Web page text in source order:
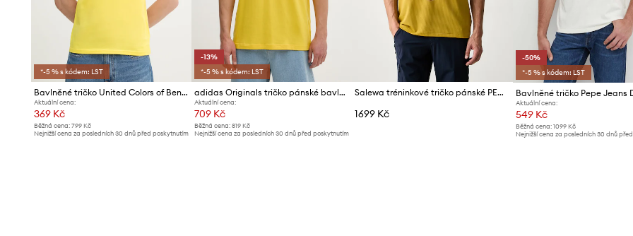
*-5 % s kódem: LST
Bavlněné tričko United Colors of Benetton
Aktuální cena:
369 Kč
Běžná cena: 799 Kč
Nejnižší cena za posledních 30 dnů před poskytnutím
-13%
*-5 % s kódem: LST
adidas Originals tričko pánské bavlněné
Aktuální cena:
709 Kč
Běžná cena:819 Kč
Nejnižší cena za posledních 30 dnů před poskytnutím
Salewa tréninkové tričko pánské PEDROC
1699 Kč
-50%
*-5 % s kódem: LST
Aktuální cena:
549 Kč
Běžná cena: 1099 Kč
Nejnižší cena za posledních 30 dnů